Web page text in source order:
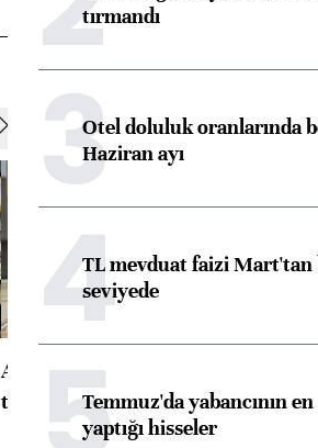
ABD'de konut başlangıçları
toparlandı
tırmandı
3Otel doluluk oranlarında
Haziran ayı
4TL mevduat faizi Mart'tan
seviyede
Temmuz'da yabancının
yaptığı hisseler